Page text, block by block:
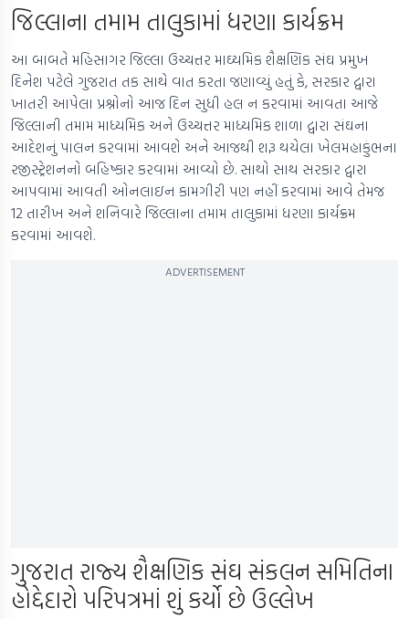
જિલ્લાના તમામ તાલુકામાં ધરણા કાર્યક્રમ
આ બાબતે મહિસાગર જિલ્લા ઉચ્ચત્તર માઘ્યમિક શૈક્ષણિક સંઘ પ્રમુખ
દિનેશ પટેલે ગુજરાત તક સાથે વાત કરતા જણાવ્યું હતું કે, સરકાર દ્વારા
ખાતરી આપેલા પ્રશ્નોનો આજ દિન સુધી હલ ન કરવામાં આવતા આજે
જિલ્લાની તમામ માધ્યમિક અને ઉચ્ચત્તર માધ્યમિક શાળા દ્વારા સંઘના
આદેશનું પાલન કરવામાં આવશે અને આજથી શરૂ થયેલા ખેલમહાકુંભના
રજીસ્ટ્રેશનનો બહિષ્કાર કરવામાં આવ્યો છે. સાથો સાથ સરકાર દ્વારા
આપવામાં આવતી ઓનલાઇન કામગીરી પણ નહીં કરવામાં આવે તેમજ
12 તારીખ અને શનિવારે જિલ્લાના તમામ તાલુકામાં ધરણા કાર્યક્રમ
કરવામાં આવશે.
ADVERTISEMENT
ગુજરાત રાજ્ય શૈક્ષણિક સંઘ સંકલન સમિતિના
હોદ્દેદારો પરિપત્રમાં શું કર્યો છે ઉલ્લેખ